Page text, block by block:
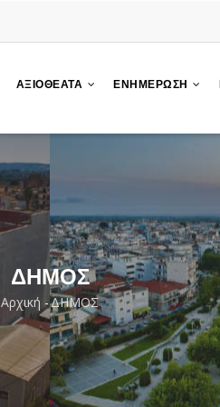
ΑΞΙΟΘΕΑΤΑ ΕΝΗΜΕΡΩΣΗ
ΔΗΜΟΣ
Breadcrumb
Αρχική -ΔΗΜΟΣ